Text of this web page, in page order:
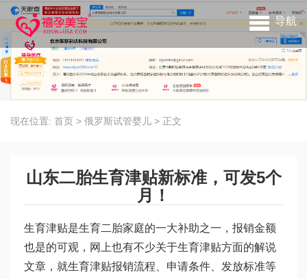
导航
现在位置: 首页 > 俄罗斯试管婴儿 > 正文
山东二胎生育津贴新标准，可发5个
月！
生育津贴是生育二胎家庭的一大补助之一，报销金额
也是的可观，网上也有不少关于生育津贴方面的解说
文章，就生育津贴报销流程、申请条件、发放标准等